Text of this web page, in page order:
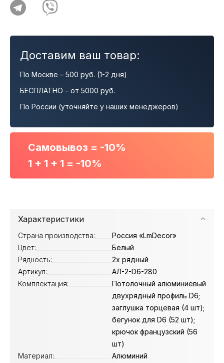
Доставим ваш товар:
По Москве – 500 руб. (1-2 дня)
БЕСПЛАТНО – от 5000 руб.
По России (уточняйте у наших менеджеров)
Самовывоз = -10%
1 + 1 + 1 = -10%
Характеристики
Страна производства:
Россия «LmDecor»
Цвет:
Белый
Рядность:
2х рядный
Артикул:
АЛ-2-D6-280
Комплектация:
Потолочный алюминиевый
двухрядный профиль D6;
заглушка торцевая (4 шт);
бегунок для D6 (52 шт);
крючок французский (56
шт)
Материал:
Алюминий